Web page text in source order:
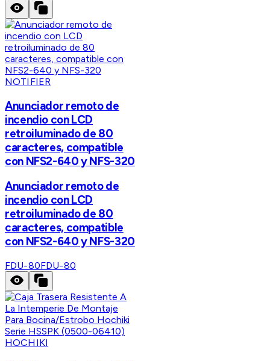
NOTIFIER
Anunciador remoto de
incendio con LCD
retroiluminado de 80
caracteres, compatible
con NFS2-640 y NFS-320
Anunciador remoto de
incendio con LCD
retroiluminado de 80
caracteres, compatible
con NFS2-640 y NFS-320
FDU-80FDU-80
HOCHIKI